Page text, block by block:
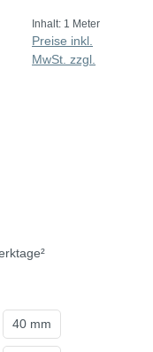
Inhalt: 1 Meter
Preise inkl.
MwSt. zzgl.
40 mm